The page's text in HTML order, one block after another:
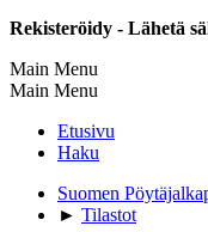
Rekisteröidy - Lähetä
Main Menu
Main Menu
Etusivu
Haku
Suomen
► Tilastot